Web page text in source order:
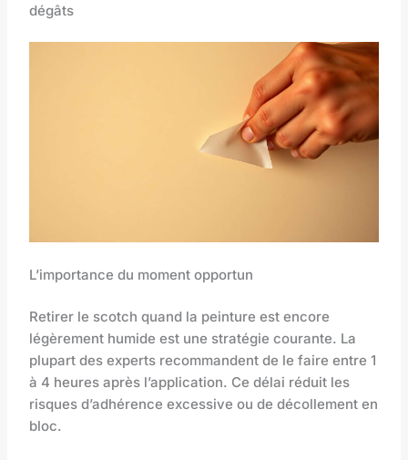
dégâts
L’importance du moment opportun
Retirer le scotch quand la peinture est encore
légèrement humide est une stratégie courante. La
plupart des experts recommandent de le faire entre 1
à 4 heures après l’application. Ce délai réduit les
risques d’adhérence excessive ou de décollement en
bloc.